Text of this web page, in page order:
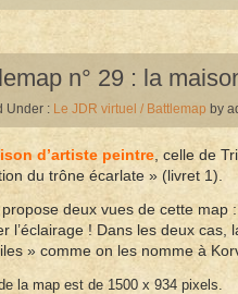
n° 29 : la
Under : Le JDR virtuel / Battlemap by
d’artiste peintre , celle de
du trône écarlate » (livret 1).
deux vues de cette
l’éclairage ! Dans les deux
» comme on les nomme à
la map est de 1500 x 934 pixels.